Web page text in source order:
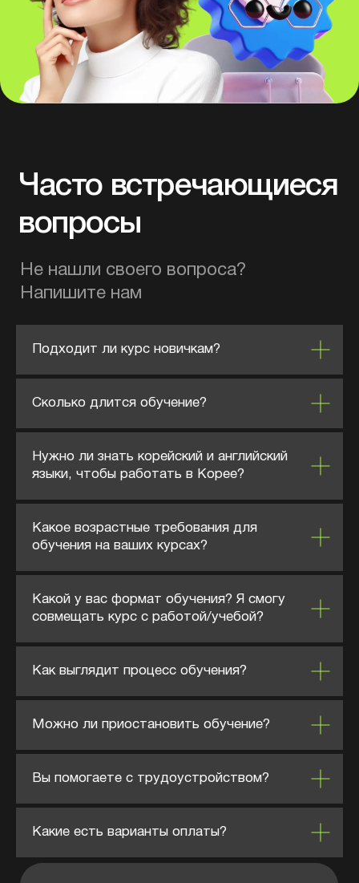
Подходит ли курс новичкам?
Сколько длится обучение?
Нужно ли знать корейский и английский
языки, чтобы работать в Корее?
Какое возрастные требования для
обучения на ваших курсах?
Какой у вас формат обучения? Я смогу
совмещать курс с работой/учебой?
Как выглядит процесс обучения?
Можно ли приостановить обучение?
Вы помогаете с трудоустройством?
Какие есть варианты оплаты?